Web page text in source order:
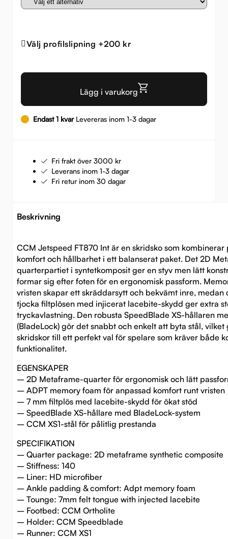
Välj profilslipning +200 kr
Lägg i varukorg
Endast 1 kvarLevereras inom 1-3 dagar
Fri frakt över 3000 kr
Leverans inom 1-3 dagar
Fri retur inom 30 dagar
Beskrivning
CCM Jetspeed FT870 Int är en skridsko som kombinerar
komfort och hållbarhet i ett balanserat paket. Det 2D
quarterpartiet i syntetkomposit ger en styv men lätt
formar sig efter foten för en ergonomisk passform.
vristen skapar ett skräddarsytt och bekvämt inre, medan
tjocka filtplösen med injicerat lacebite-skydd ger extra
tryckavlastning. Den robusta SpeedBlade XS-hållaren
(BladeLock) gör det snabbt och enkelt att byta stål, vilket
skridskor till ett perfekt val för spelare som kräver både
funktionalitet.
EGENSKAPER
– 2D Metaframe-quarter för ergonomisk och lätt
– ADPT memory foam för anpassad komfort runt vristen
– 7 mm filtplös med lacebite-skydd för ökat stöd
– SpeedBlade XS-hållare med BladeLock-system
– CCM XS1-stål för pålitlig prestanda
SPECIFIKATION
– Quarter package: 2D metaframe synthetic composite
– Stiffness: 140
– Liner: HD microfiber
– Ankle padding & comfort: Adpt memory foam
– Tounge: 7mm felt tongue with injected lacebite
– Footbed: CCM Ortholite
– Holder: CCM Speedblade
– Runner: CCM XS1